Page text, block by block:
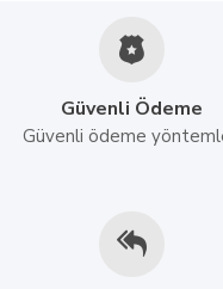
Güvenli Ödeme
Güvenli ödeme